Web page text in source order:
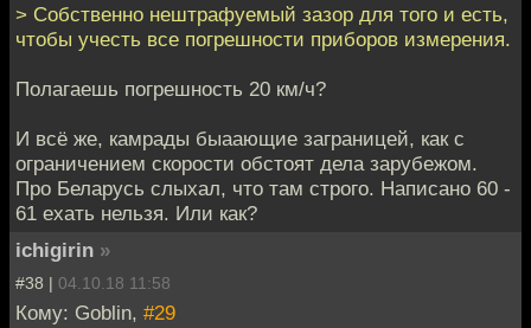
> Собственно нештрафуемый зазор для того и есть,
чтобы учесть все погрешности приборов измерения.
Полагаешь погрешность 20 км/ч?
И всё же, камрады быаающие заграницей, как с
ограничением скорости обстоят дела зарубежом.
Про Беларусь слыхал, что там строго. Написано 60 -
61 ехать нельзя. Или как?
ichigirin »
#38 | 04.10.18 11:58
Кому: Goblin, #29